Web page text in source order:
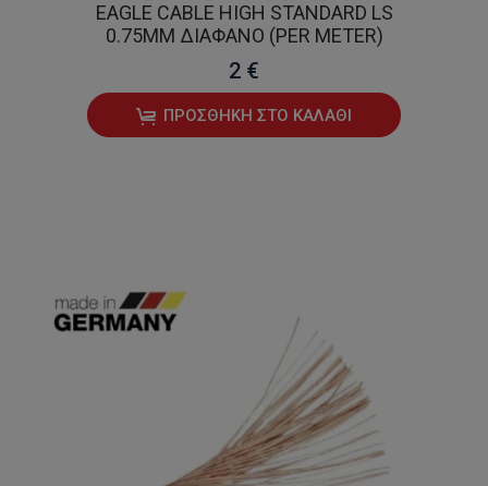
EAGLE CABLE HIGH STANDARD LS
0.75MM ΔΙΆΦΑΝΟ (PER METER)
2 €
ΠΡΟΣΘΉΚΗ ΣΤΟ ΚΑΛΆΘΙ